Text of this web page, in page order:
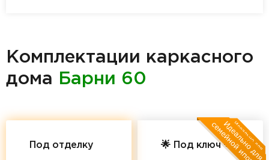
Комплектации каркасного
дома
Барни 60
Под отделку 🌟 Под ключ 🌟